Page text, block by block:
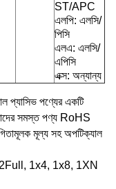
ST/APC
এলপি: এলসি/
পিসি
এলএ: এলসি/
এপিসি
এক্স: অন্যান্য
প্যাসিভ পণ্যের একটি
সমস্ত পণ্য RoHS
মূল্য সহ অপটিক্যাল
1x4, 1x8, 1XN